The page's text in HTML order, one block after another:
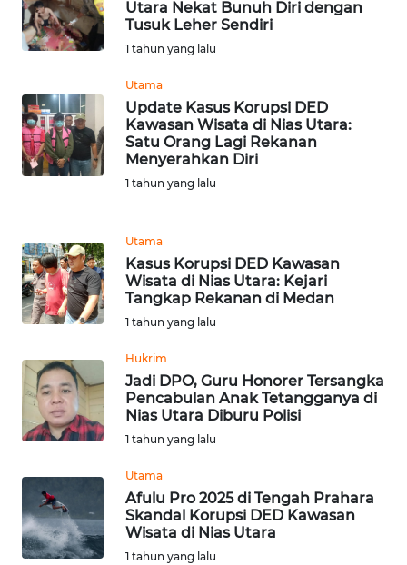
Utara Nekat Bunuh Diri dengan
Tusuk Leher Sendiri
1 tahun yang lalu
Utama
Update Kasus Korupsi DED
Kawasan Wisata di Nias Utara:
Satu Orang Lagi Rekanan
Menyerahkan Diri
1 tahun yang lalu
Utama
Kasus Korupsi DED Kawasan
Wisata di Nias Utara: Kejari
Tangkap Rekanan di Medan
1 tahun yang lalu
Hukrim
Jadi DPO, Guru Honorer Tersangka
Pencabulan Anak Tetangganya di
Nias Utara Diburu Polisi
1 tahun yang lalu
Utama
Afulu Pro 2025 di Tengah Prahara
Skandal Korupsi DED Kawasan
Wisata di Nias Utara
1 tahun yang lalu
BEKASI
WN
DEPOK
UTARA
WN
SAMOSIR
PADANG
LAWAS
WN
WN
CIANJUR